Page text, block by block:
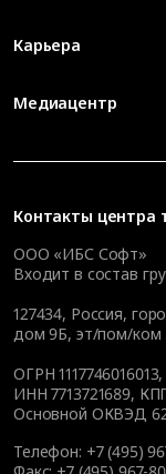
Контакты центра
ООО «ИБС Софт»
Входит в состав
127434, Россия,
дом 9Б, эт/пом/ком
ОГРН 1117746016013,
ИНН 7713721689,
Основной ОКВЭД
Телефон: +7 (495)
Карьера
Медиацентр